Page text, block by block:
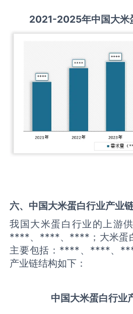
2021-2025年中国大米
六、中国大米蛋白行业产业
我国大米蛋白行业的上游
****、****、****；大米蛋
主要包括：****、****、
产业链结构如下：
中国大米蛋白行业